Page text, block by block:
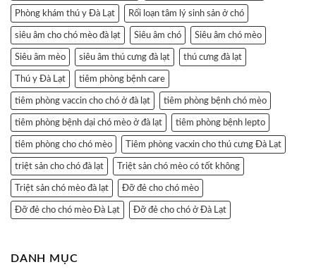
Phòng khám thú y Đà Lạt Rối loạn tâm lý sinh sản ở chó
siêu âm cho chó mèo đà lạt Siêu âm chó Siêu âm chó mèo
Siêu âm mèo siêu âm thú cưng đà lạt thú cưng đà lạt
Thú y Đà Lạt tiêm phòng bệnh care
tiêm phòng vaccin cho chó ở đà lạt tiêm phòng bệnh chó mèo
tiêm phòng bệnh dại chó mèo ở đà lạt tiêm phòng bệnh lepto
tiêm phòng cho chó mèo Tiêm phòng vacxin cho thú cưng Đà Lạt
triệt sản cho chó đà lạt Triệt sản chó mèo có tốt không
Triệt sản chó mèo đà lạt Đỡ đẻ cho chó mèo
Đỡ đẻ cho chó mèo Đà Lạt Đỡ đẻ cho chó ở Đà Lạt
DANH MỤC